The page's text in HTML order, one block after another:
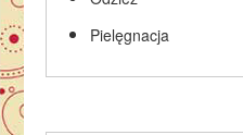
Pielęgnacja